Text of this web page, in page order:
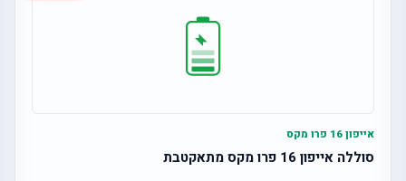
אייפון 16 פרו מקס
סוללה אייפון 16 פרו מקס מתאקטבת